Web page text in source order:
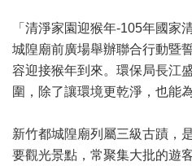
「清淨家園迎猴年-105年國家
城隍廟前廣場舉辦聯合行動暨
容迎接猴年到來。環保局長江
圍，除了讓環境更乾淨，也能
新竹都城隍廟列屬三級古蹟，
要觀光景點，常聚集大批的遊